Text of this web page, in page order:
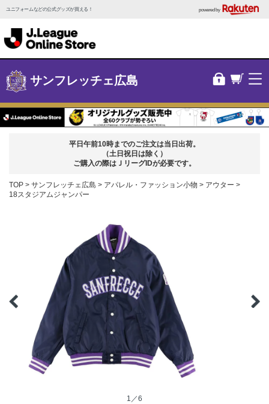
ユニフォームなどの公式グッズが買える！ powered by
サンフレッチェ広島
平日午前10時までのご注文は当日出荷。
（土日祝日は除く）
ご購入の際はＪリーグIDが必要です。
TOP サンフレッチェ広島 アパレル・ファッション小物
アウター
18スタジアムジャンパー
1／6